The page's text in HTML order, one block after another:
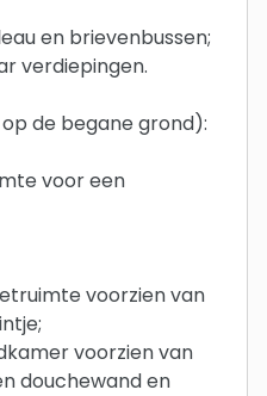
en brievenbussen;
verdiepingen.
de begane grond):
voor een
voorzien van
voorzien van
douchewand en